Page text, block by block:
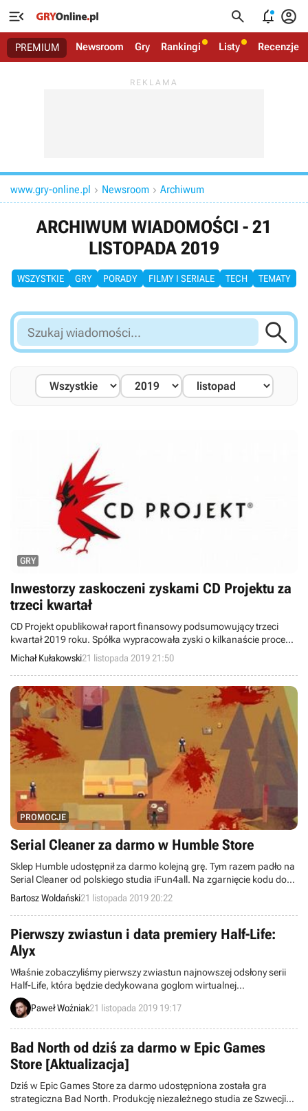
   
PREMIUM Newsroom Gry Rankingi Listy Recenzje
www.gry-online.pl  Newsroom  Archiwum
ARCHIWUM WIADOMOŚCI - 21
LISTOPADA 2019
WSZYSTKIE GRY PORADY FILMY I SERIALE TECH TEMATY
Szukaj
wiadomości...

GRY
Inwestorzy zaskoczeni zyskami CD Projektu za
trzeci kwartał
CD Projekt opublikował raport finansowy podsumowujący trzeci
kwartał 2019 roku. Spółka wypracowała zyski o kilkanaście procent
wyższe od przewidywanych przez inwestorów i analityków. Do
niezłych wyników przyczyniły się pre-ordery Wiedźmina 3: Dzikiego
Gonu na Nintendo Switch, a także wysokie obroty serwisu
GOG.com.
Michał Kułakowski21 listopada 2019 21:50
PROMOCJE
Serial Cleaner za darmo w Humble Store
Sklep Humble udostępnił za darmo kolejną grę. Tym razem padło na
Serial Cleaner od polskiego studia iFun4all. Na zgarnięcie kodu do
platformy Steam macie parę dni.
Bartosz Woldański21 listopada 2019 20:22
Pierwszy zwiastun i data premiery Half-Life:
Alyx
Właśnie zobaczyliśmy pierwszy zwiastun najnowszej odsłony serii
Half-Life, która będzie dedykowana goglom wirtualnej
rzeczywistości. Produkcja przedstawi historię znanej z poprzednich
odsłon Alyx Vance. Jej premiera została zaplanowana na marzec
Paweł Woźniak21 listopada 2019 19:17
Bad North od dziś za darmo w Epic Games
Store [Aktualizacja]
Dziś w Epic Games Store za darmo udostępniona została gra
strategiczna Bad North. Produkcję niezależnego studia ze Szwecji